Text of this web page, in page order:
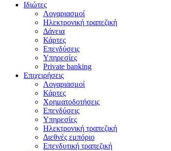
Ιδιώτες
Λογαριασμοί
Ηλεκτρονική τραπεζική
Δάνεια
Κάρτες
Επενδύσεις
Υπηρεσίες
Private banking
Επιχειρήσεις
Λογαριασμοί
Κάρτες
Χρηματοδοτήσεις
Επενδύσεις
Υπηρεσίες
Ηλεκτρονική τραπεζική
Διεθνές εμπόριο
Επενδυτική τραπεζική